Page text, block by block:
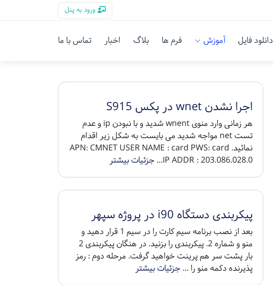
ورود به پنل
دانلود فایل آموزش فرم ها بلاگ اخبار تماس با ما
اجرا نشدن wnet در پکس S915
هر زمانی وارد منوی wnent شدید و با نبودن ip و عدم
تست net مواجه شدید می بایست به شکل زیر اقدام
نمائید. APN: CMNET USER NAME : card PWS: card
IP ADDR : 203.086.028.0...
جزئیات بیشتر
پیکربندی دستگاه i90 در پروژه سپهر
بعد از نصب برنامه سیم کارت را در سیم 1 قرار دهید و
منو و شماره 2. پیکربندی را بزنید. در هنگان پیکربندی 2
بار پشت سر هم پرینت خواهید گرفت. مرحله دوم : رمز
پذیرنده دکمه منو را ...جزئیات بیشتر